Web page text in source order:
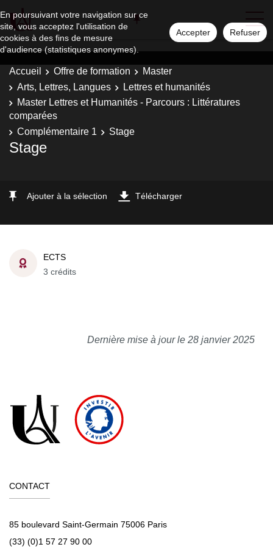
En poursuivant votre navigation sur ce
site, vous acceptez l'utilisation de
cookies à des fins de mesure
d'audience (statistiques anonymes).
Accepter Refuser
Accueil Offre de formation
Master
Arts, Lettres, Langues
Lettres et humanités
Master Lettres et Humanités - Parcours : Littératures
comparées
Complémentaire 1
Stage
Stage
Ajouter à la sélection Télécharger
ECTS
3 crédits
Dernière mise à jour le 28 janvier 2025
CONTACT
85 boulevard Saint-Germain 75006 Paris
(33) (0)1 57 27 90 00